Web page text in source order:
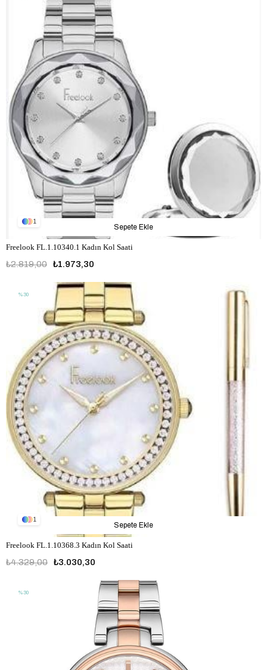
1
Freelook FL.1.10340.1 Kadın Kol Saati
₺1.973,30
₺2.819,00
Sepete Ekle
1
Freelook FL.1.10368.3 Kadın Kol Saati
₺3.030,30
₺4.329,00
Sepete Ekle
%30
%30